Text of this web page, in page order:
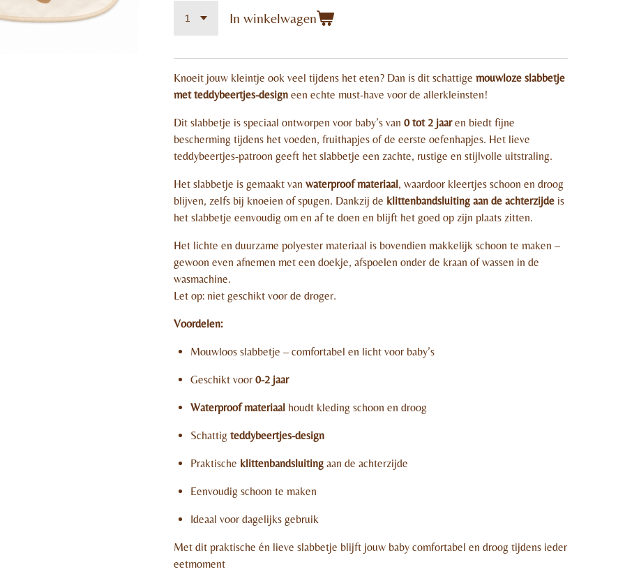
In winkelwagen
Knoeit jouw kleintje ook veel tijdens het eten? Dan is dit schattige mouwloze slabbetje
met teddybeertjes-design een echte must-have voor de allerkleinsten!
Dit slabbetje is speciaal ontworpen voor baby’s van 0 tot 2 jaaren biedt fijne
bescherming tijdens het voeden, fruithapjes of de eerste oefenhapjes. Het lieve
teddybeertjes-patroon geeft het slabbetje een zachte, rustige en stijlvolle uitstraling.
Het slabbetje is gemaakt van waterproof materiaal, waardoor kleertjes schoon en droog
blijven, zelfs bij knoeien of spugen. Dankzij de klittenbandsluiting aan de achterzijde is
het slabbetje eenvoudig om en af te doen en blijft het goed op zijn plaats zitten.
Het lichte en duurzame polyester materiaal is bovendien makkelijk schoon te maken –
gewoon even afnemen met een doekje, afspoelen onder de kraan of wassen in de
wasmachine.
Let op: niet geschikt voor de droger.
Voordelen:
Mouwloos slabbetje – comfortabel en licht voor baby’s
Geschikt voor 0-2 jaar
Waterproof materiaal houdt kleding schoon en droog
Schattig teddybeertjes-design
Praktische klittenbandsluiting aan de achterzijde
Eenvoudig schoon te maken
Ideaal voor dagelijks gebruik
Met dit praktische én lieve slabbetje blijft jouw baby comfortabel en droog tijdens ieder
eetmoment